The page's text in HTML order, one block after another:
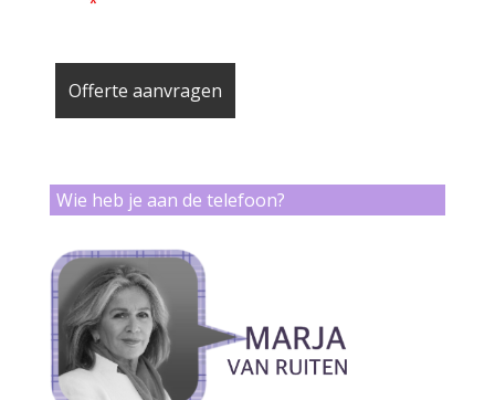
Wie heb je aan de telefoon?